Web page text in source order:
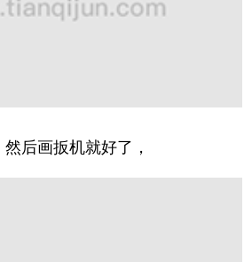
后画扳机就好了，